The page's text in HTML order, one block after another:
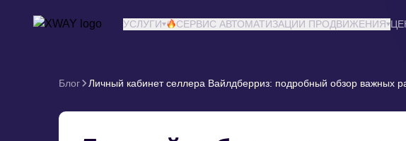
XWAY агентство УСЛУГИ СЕРВИС АВТОМАТИЗАЦИИ ПРОДВИЖЕНИЯ
Блог Личный кабинет селлера Вайлдберриз: подробный обзор важных